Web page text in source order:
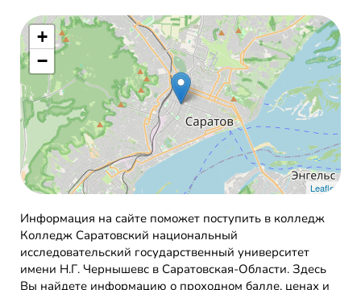
+
−
Leaflet
Информация на сайте поможет поступить в колледж
Колледж Саратовский национальный
исследовательский государственный университет
имени Н.Г. Чернышевс в Саратовская-Области. Здесь
Вы найдете информацию о проходном балле, ценах и